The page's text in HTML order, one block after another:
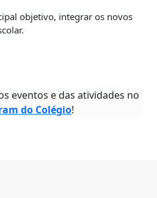
objetivo, integrar os novos
eventos e das atividades no
do Colégio!